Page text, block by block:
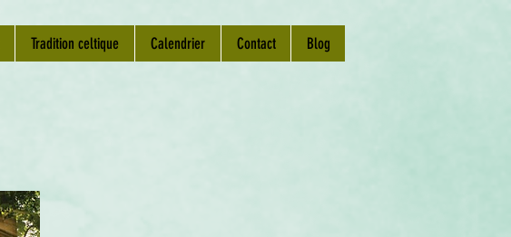
Tradition celtique Calendrier Contact Blog